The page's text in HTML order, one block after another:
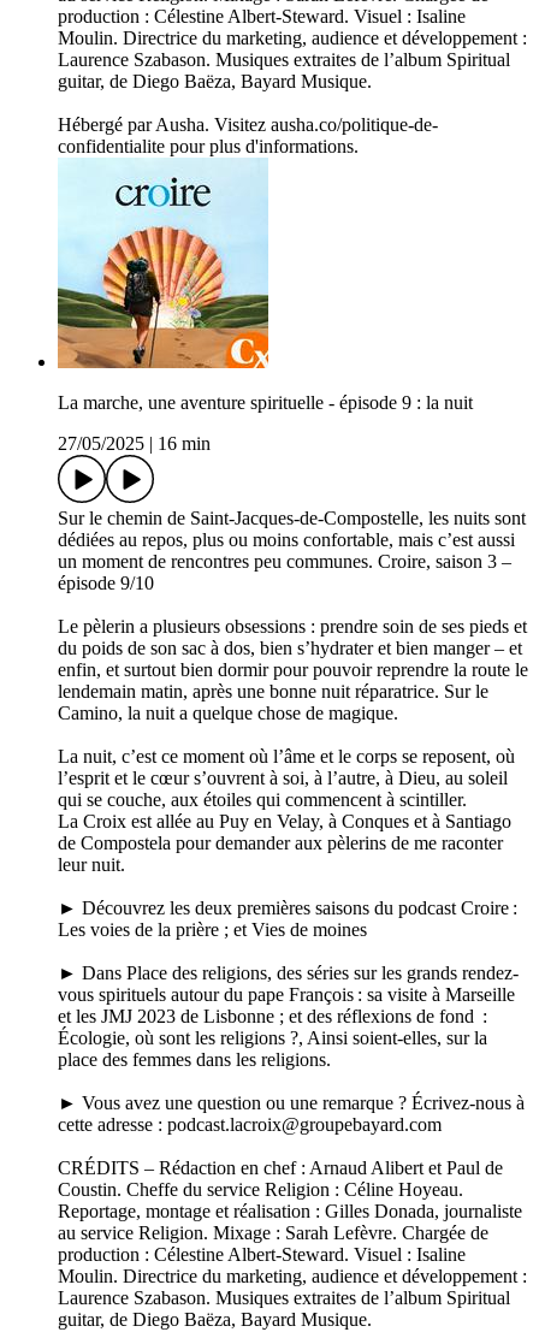
production : Célestine Albert-Steward. Visuel : Isaline
Moulin. Directrice du marketing, audience et développement :
Laurence Szabason. Musiques extraites de l’album Spiritual
guitar, de Diego Baëza, Bayard Musique.
Hébergé par Ausha. Visitez ausha.co/politique-de-
confidentialite pour plus d'informations.
La marche, une aventure spirituelle - épisode 9 : la nuit
27/05/2025
16 min
Sur le chemin de Saint-Jacques-de-Compostelle, les nuits sont
dédiées au repos, plus ou moins confortable, mais c’est aussi
un moment de rencontres peu communes. Croire, saison 3 –
épisode 9/10
Le pèlerin a plusieurs obsessions : prendre soin de ses pieds et
du poids de son sac à dos, bien s’hydrater et bien manger – et
enfin, et surtout bien dormir pour pouvoir reprendre la route le
lendemain matin, après une bonne nuit réparatrice. Sur le
Camino, la nuit a quelque chose de magique.
La nuit, c’est ce moment où l’âme et le corps se reposent, où
l’esprit et le cœur s’ouvrent à soi, à l’autre, à Dieu, au soleil
qui se couche, aux étoiles qui commencent à scintiller.
La Croix est allée au Puy en Velay, à Conques et à Santiago
de Compostela pour demander aux pèlerins de me raconter
leur nuit.
► Découvrez les deux premières saisons du podcast Croire :
Les voies de la prière ; et Vies de moines
► Dans Place des religions, des séries sur les grands rendez-
vous spirituels autour du pape François : sa visite à Marseille
et les JMJ 2023 de Lisbonne ; et des réflexions de fond :
Écologie, où sont les religions ?, Ainsi soient-elles, sur la
place des femmes dans les religions.
► Vous avez une question ou une remarque ? Écrivez-nous à
cette adresse : podcast.lacroix@groupebayard.com
CRÉDITS – Rédaction en chef : Arnaud Alibert et Paul de
Coustin. Cheffe du service Religion : Céline Hoyeau.
Reportage, montage et réalisation : Gilles Donada, journaliste
au service Religion. Mixage : Sarah Lefèvre. Chargée de
production : Célestine Albert-Steward. Visuel : Isaline
Moulin. Directrice du marketing, audience et développement :
Laurence Szabason. Musiques extraites de l’album Spiritual
guitar, de Diego Baëza, Bayard Musique.